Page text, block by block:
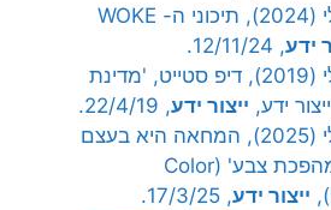
פנחס יחזקאלי (2024), תיכוני ה- WOKE
ידע, 12/11/24.
פנחס יחזקאלי (2019), דיפ סטייט, 'מדינת
ידע, ייצור ידע, 22/4/19.
פנחס יחזקאלי (2025), המחאה היא בעצם
ניסיון לבצע 'מהפכת צבע' (Color
ייצור ידע, 17/3/25.